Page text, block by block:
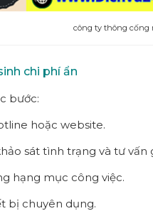
công ty thông
chi phí ẩn
bước:
hoặc website.
sát tình trạng và tư vấn
hạng mục công việc.
bị chuyên dụng.